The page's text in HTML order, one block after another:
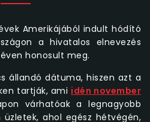
Amerikájából indult hódító
a hivatalos elnevezés
honosult meg.
állandó dátuma, hiszen azt a
tartják, ami idén november
várhatóak a legnagyobb
üzletek, ahol egész hétvégén,